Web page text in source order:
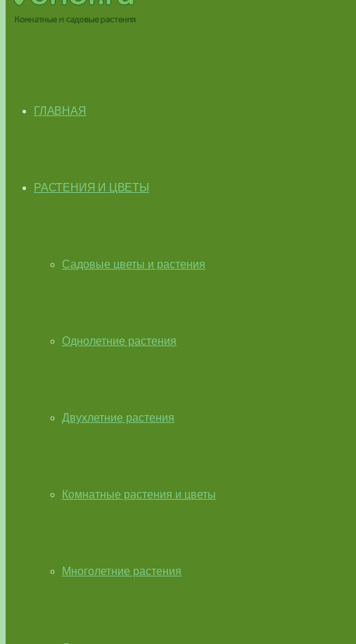
ГЛАВНАЯ
РАСТЕНИЯ И ЦВЕТЫ
Садовые цветы и растения
Однолетние растения
Двухлетние растения
Комнатные растения и цветы
Многолетние растения